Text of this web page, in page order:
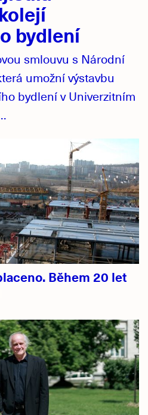
bydlení
smlouvu s Národní
umožní výstavbu
bydlení v Univerzitním
Během 20 let